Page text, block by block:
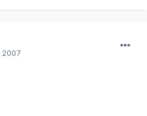
2007